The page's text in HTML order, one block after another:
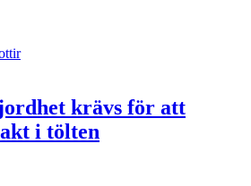
krävs för att
i tölten